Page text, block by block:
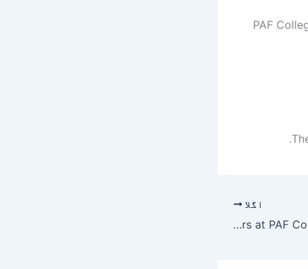
PAF
اگلا
Careers at PAF College Sargodha 2019